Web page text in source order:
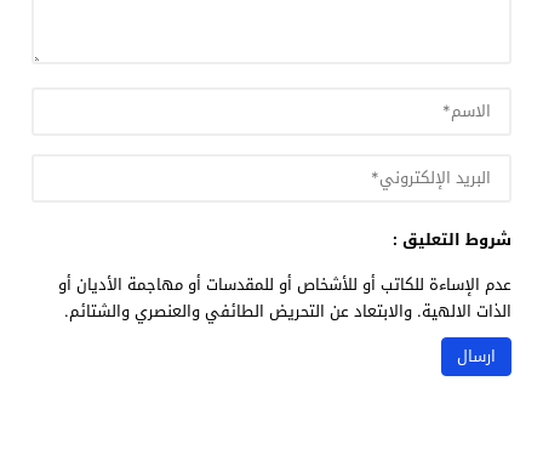
شروط التعليق :
عدم الإساءة للكاتب أو للأشخاص أو للمقدسات أو مهاجمة الأديان أو
الذات الالهية. والابتعاد عن التحريض الطائفي والعنصري والشتائم.